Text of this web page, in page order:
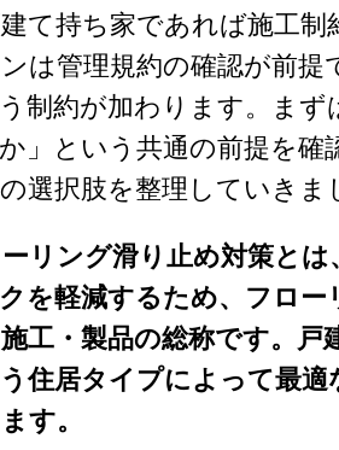
て持ち家であれば施工制
は管理規約の確認が前提
制約が加わります。まず
」という共通の前提を確
選択肢を整理していきま
リング滑り止め対策とは
を軽減するため、フロ
工・製品の総称です。戸
住居タイプによって最適
す。